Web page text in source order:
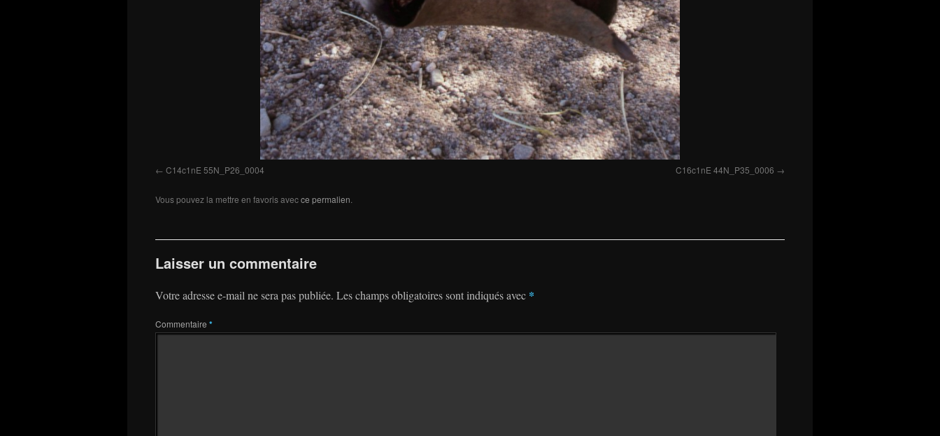
C14c1nE 55N_P26_0004 C16c1nE 44N_P35_0006
Vous pouvez la mettre en favoris avecce permalien
Laisser un commentaire
Votre adresse e-mail ne sera pas publiée. Les champs obligatoires sont indiqués avec *
Commentaire *